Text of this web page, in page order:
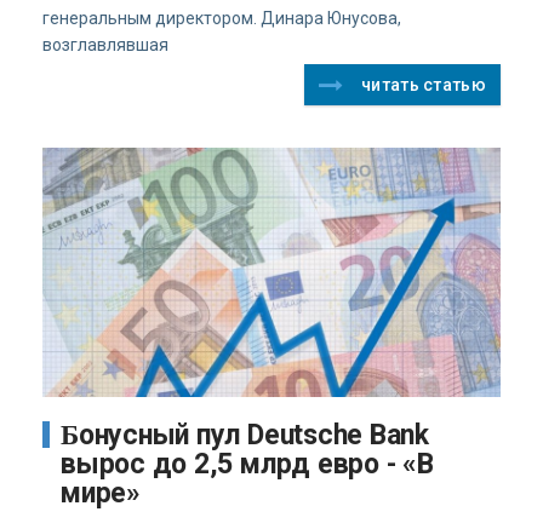
генеральным директором. Динара Юнусова,
возглавлявшая
читать статью
Бонусный пул Deutsche Bank
вырос до 2,5 млрд евро - «В
мире»